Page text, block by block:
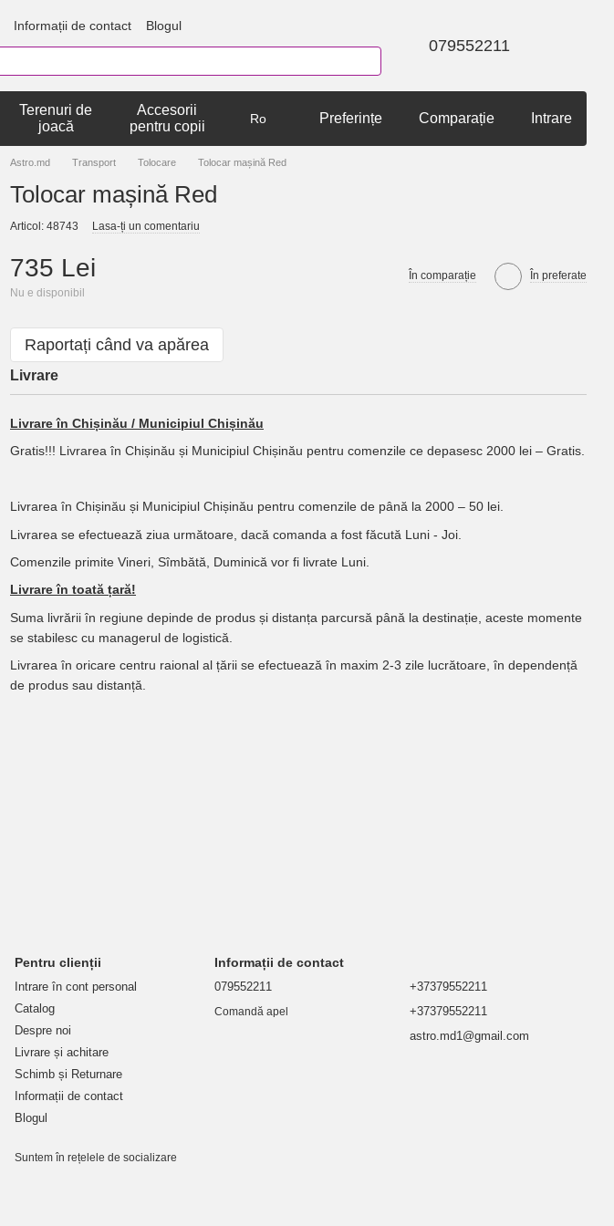
Informații de contact Blogul
079552211
Terenuri de
joacă
Accesorii
pentru copii
Ro Preferințe Comparație Intrare
Astro.md Transport Tolocare Tolocar mașină Red
Tolocar mașină Red
Articol: 48743 Lasa-ți un comentariu
735 Lei
Nu e disponibil
În comparație În preferate
Raportați când va apărea
Livrare
Livrare în Chișinău / Municipiul Chișinău
Gratis!!! Livrarea în Chișinău și Municipiul Chișinău pentru comenzile ce depasesc 2000 lei – Gratis.
Livrarea în Chișinău și Municipiul Chișinău pentru comenzile de până la 2000 – 50 lei.
Livrarea se efectuează ziua următoare, dacă comanda a fost făcută Luni - Joi.
Comenzile primite Vineri, Sîmbătă, Duminică vor fi livrate Luni.
Livrare în toată țară!
Suma livrării în regiune depinde de produs și distanța parcursă până la destinație, aceste momente
se stabilesc cu managerul de logistică.
Livrarea în oricare centru raional al țării se efectuează în maxim 2-3 zile lucrătoare, în dependență
de produs sau distanță.
Pentru clienții
Intrare în cont personal
Catalog
Despre noi
Livrare și achitare
Schimb și Returnare
Informații de contact
Blogul
Suntem în rețelele de socializare
Informații de contact
079552211
Comandă apel
+37379552211
+37379552211
astro.md1@gmail.com